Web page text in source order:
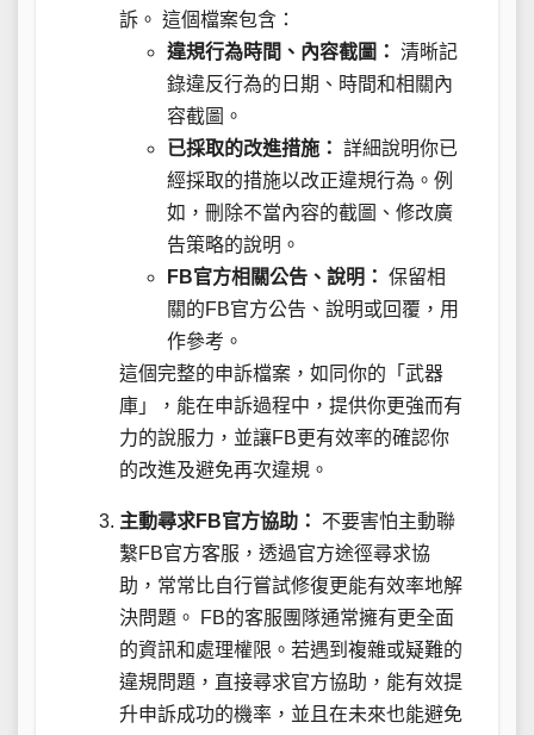
訴。 這個檔案包含：
違規行為時間、內容截圖： 清晰記
錄違反行為的日期、時間和相關內
容截圖。
已採取的改進措施： 詳細說明你已
經採取的措施以改正違規行為。例
如，刪除不當內容的截圖、修改廣
告策略的說明。
FB官方相關公告、說明： 保留相
關的FB官方公告、說明或回覆，用
作參考。
這個完整的申訴檔案，如同你的「武器
庫」，能在申訴過程中，提供你更強而有
力的說服力，並讓FB更有效率的確認你
的改進及避免再次違規。
主動尋求FB官方協助：
不要害怕主動聯
繫FB官方客服，透過官方途徑尋求協
助，常常比自行嘗試修復更能有效率地解
決問題。 FB的客服團隊通常擁有更全面
的資訊和處理權限。若遇到複雜或疑難的
違規問題，直接尋求官方協助，能有效提
升申訴成功的機率，並且在未來也能避免